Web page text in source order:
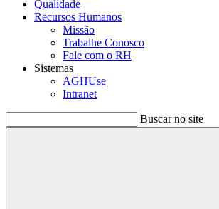
Qualidade
Recursos Humanos
Missão
Trabalhe Conosco
Fale com o RH
Sistemas
AGHUse
Intranet
Buscar no site